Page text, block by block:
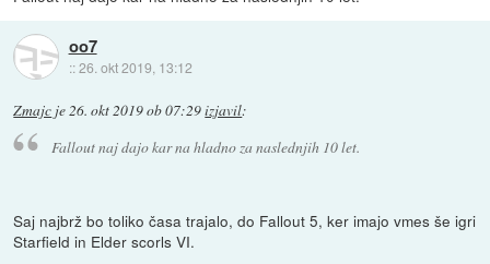
oo7
::26. okt 2019, 13:12
Zmajc je26. okt 2019 ob 07:29izjavil:
Fallout naj dajo kar na hladno za naslednjih 10 let.
Saj najbrž bo toliko časa trajalo, do Fallout 5, ker imajo vmes še igri
Starfield in Elder scorls VI.